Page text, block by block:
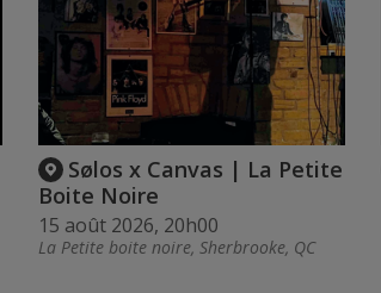
Sølos x Canvas | La Petite
Boite Noire
15 août 2026, 20h00
La Petite boite noire, Sherbrooke, QC